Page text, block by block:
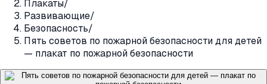
Плакаты/
Развивающие/
Безопасность/
Пять советов по пожарной безопасности для детей
— плакат по пожарной безопасности